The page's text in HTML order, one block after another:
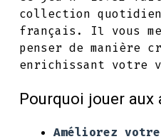
collection
français. Il vous
penser de manière
enrichissant votre
Pourquoi jouer
Améliorez